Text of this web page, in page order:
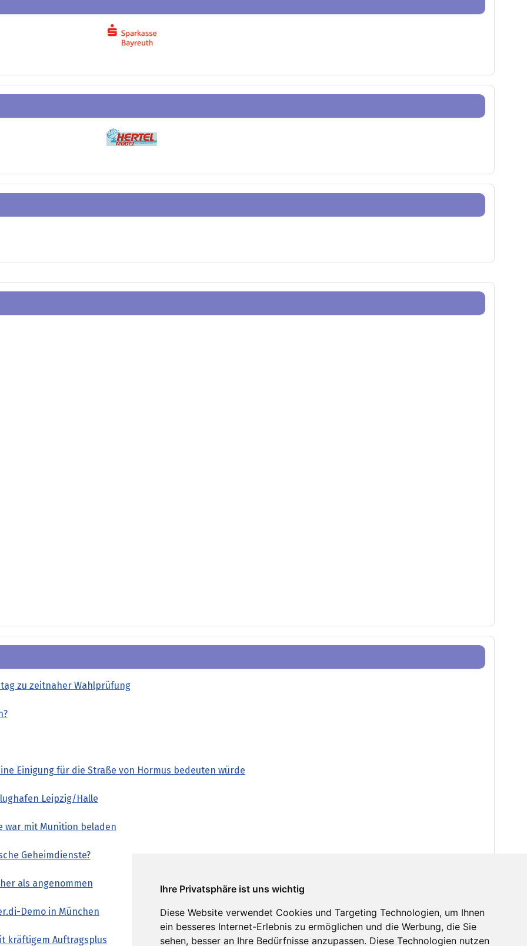
Ihre Privatsphäre ist uns wichtig
Diese Website verwendet Cookies und Targeting Technologien, um Ihnen
ein besseres Internet-Erlebnis zu ermöglichen und die Werbung, die Sie
sehen, besser an Ihre Bedürfnisse anzupassen. Diese Technologien nutzen
zu zeitnaher Wahlprüfung
Einigung für die Straße von Hormus bedeuten würde
Leipzig/Halle
war mit Munition beladen
Geheimdienste?
als angenommen
Demo in München
kräftigem Auftragsplus